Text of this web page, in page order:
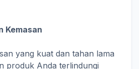
Kemasan
yang kuat dan tahan lama
produk Anda terlindungi